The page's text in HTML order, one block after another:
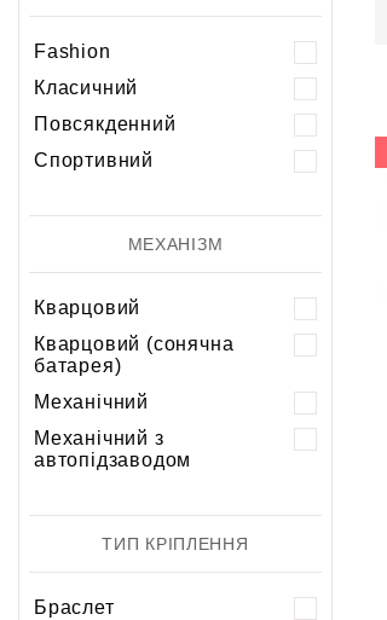
Fashion
Класичний
Повсякденний
Спортивний
МЕХАНІЗМ
Кварцовий
Кварцовий (сонячна
батарея)
Механічний
Механічний з
автопідзаводом
ТИП КРІПЛЕННЯ
Браслет